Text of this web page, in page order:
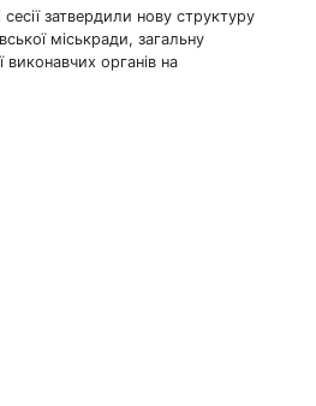
затвердили нову структуру
міськради, загальну
виконавчих органів на